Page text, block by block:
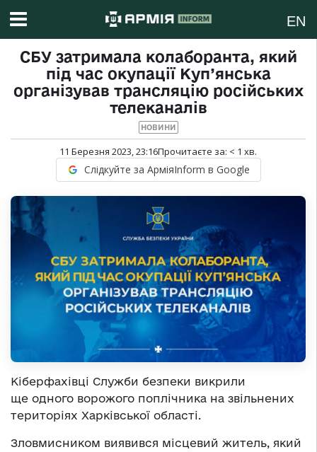
EN
СБУ затримала колаборанта, який
під час окупації Куп’янська
організував трансляцію російських
телеканалів
НОВИНИ
11 Березня 2023, 23:16Прочитаєте за: < 1 хв.
Слідкуйте за АрміяInform в Google
Кіберфахівці Служби безпеки викрили
ще одного ворожого поплічника на звільнених
територіях Харківської області.
Зловмисником виявився місцевий житель, який